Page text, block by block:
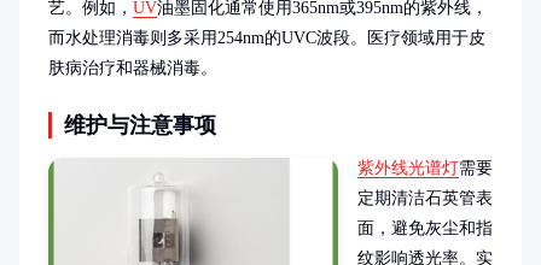
艺。例如， UV油墨固化通常使用365nm或395nm的紫外线，
而水处理消毒则多采用254nm的UVC波段。医疗领域用于皮
肤病治疗和器械消毒。
维护与注意事项
紫外线光谱灯需要
定期清洁石英管表
面，避免灰尘和指
纹影响透光率。实